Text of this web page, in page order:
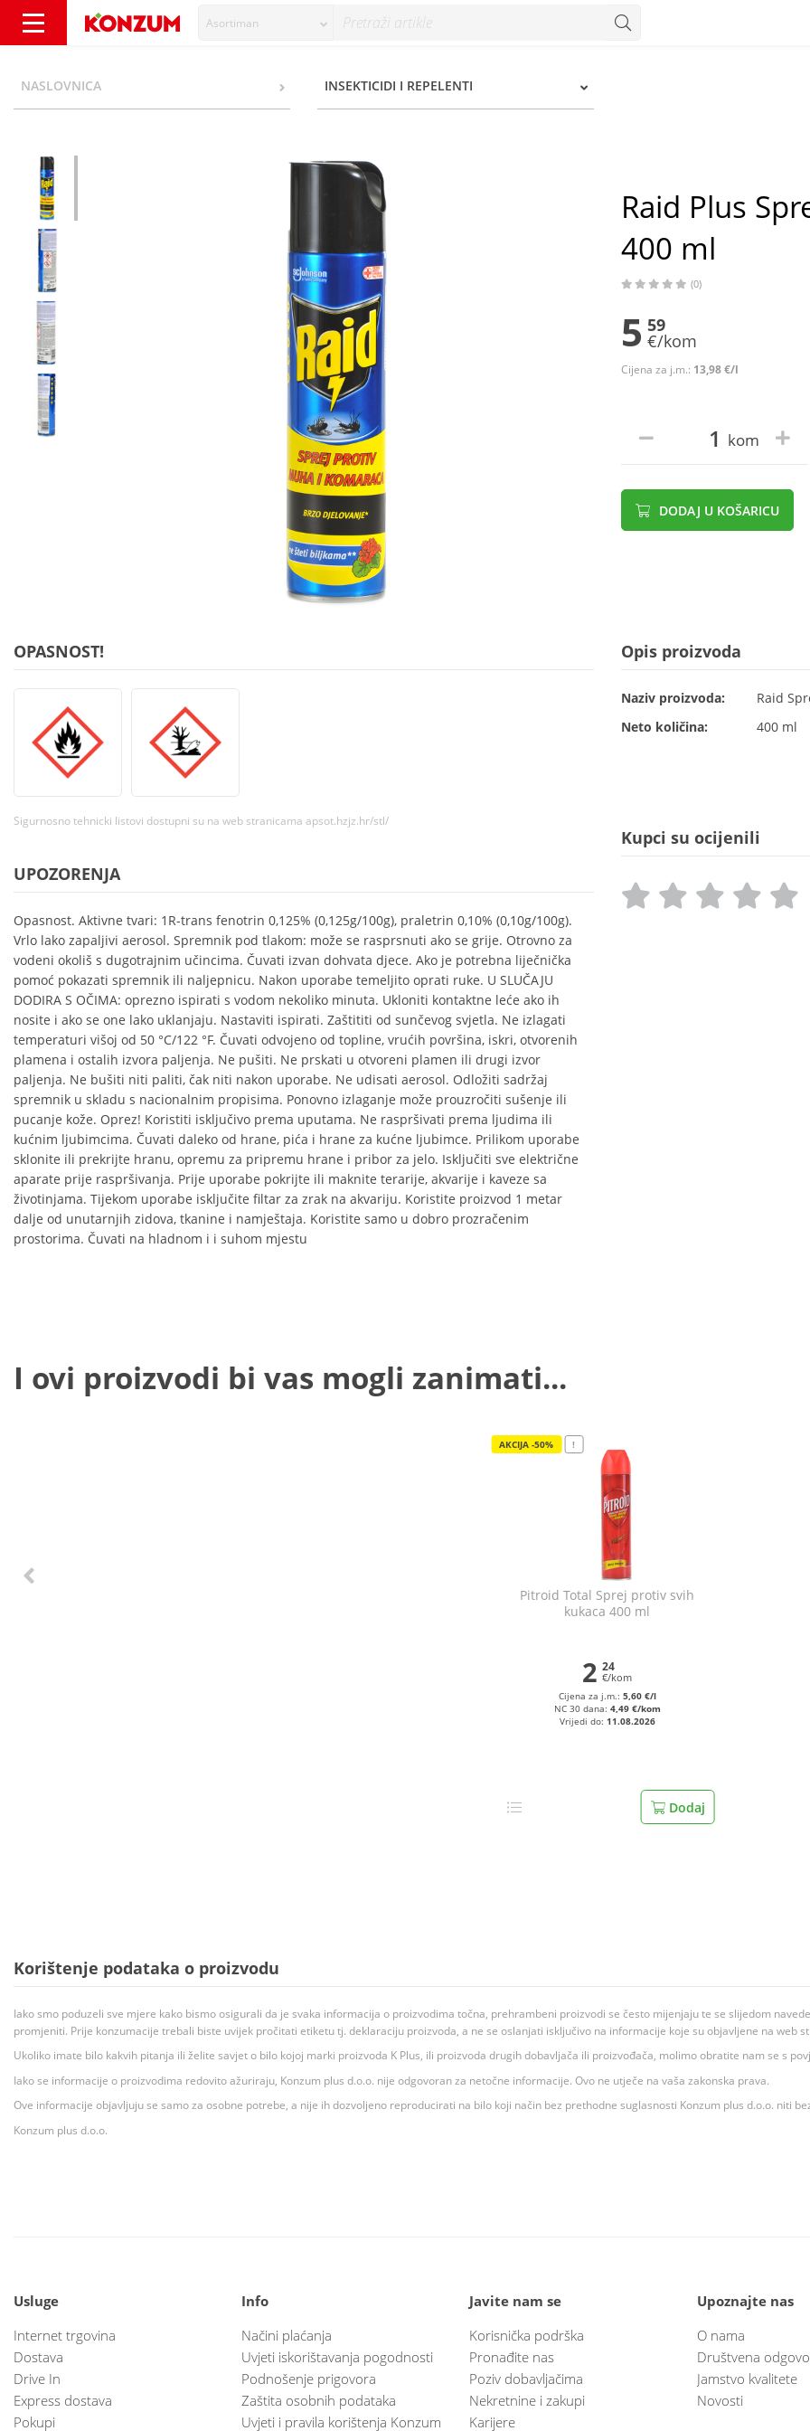
Asortiman
NASLOVNICA INSEKTICIDI I REPELENTI
Raid Plus
400 ml
(0)
5 59
€/kom
Cijena za j.m.: 13,98 €/l
kom
DODAJ U KOŠARICU
OPASNOST!
Sigurnosno tehnicki listovi dostupni su na web stranicama apsot.hzjz.hr/stl/
UPOZORENJA
Opasnost. Aktivne tvari: 1R-trans fenotrin 0,125% (0,125g/100g), praletrin 0,10% (0,10g/100g).
Vrlo lako zapaljivi aerosol. Spremnik pod tlakom: može se rasprsnuti ako se grije. Otrovno za
vodeni okoliš s dugotrajnim učincima. Čuvati izvan dohvata djece. Ako je potrebna liječnička
pomoć pokazati spremnik ili naljepnicu. Nakon uporabe temeljito oprati ruke. U SLUČAJU
DODIRA S OČIMA: oprezno ispirati s vodom nekoliko minuta. Ukloniti kontaktne leće ako ih
nosite i ako se one lako uklanjaju. Nastaviti ispirati. Zaštititi od sunčevog svjetla. Ne izlagati
temperaturi višoj od 50 °C/122 °F. Čuvati odvojeno od topline, vrućih površina, iskri, otvorenih
plamena i ostalih izvora paljenja. Ne pušiti. Ne prskati u otvoreni plamen ili drugi izvor
paljenja. Ne bušiti niti paliti, čak niti nakon uporabe. Ne udisati aerosol. Odložiti sadržaj
spremnik u skladu s nacionalnim propisima. Ponovno izlaganje može prouzročiti sušenje ili
pucanje kože. Oprez! Koristiti isključivo prema uputama. Ne raspršivati prema ljudima ili
kućnim ljubimcima. Čuvati daleko od hrane, pića i hrane za kućne ljubimce. Prilikom uporabe
sklonite ili prekrijte hranu, opremu za pripremu hrane i pribor za jelo. Isključiti sve električne
aparate prije raspršivanja. Prije uporabe pokrijte ili maknite terarije, akvarije i kaveze sa
životinjama. Tijekom uporabe isključite filtar za zrak na akvariju. Koristite proizvod 1 metar
dalje od unutarnjih zidova, tkanine i namještaja. Koristite samo u dobro prozračenim
prostorima. Čuvati na hladnom i i suhom mjestu
Opis proizvoda
Naziv proizvoda:
Raid
Neto količina:
400 ml
Kupci su ocijenili
I ovi proizvodi bi vas mogli zanimati...
AKCIJA -50% !
Pitroid Total Sprej protiv svih
kukaca 400 ml
2 24
€/kom
Cijena za j.m.: 5,60 €/l
NC 30 dana: 4,49 €/kom
Vrijedi do: 11.08.2026
Dodaj
Korištenje podataka o proizvodu
Iako smo poduzeli sve mjere kako bismo osigurali da je svaka informacija o proizvodima točna, prehrambeni proizvodi se često mijenjaju te se slijedom
promjeniti. Prije konzumacije trebali biste uvijek pročitati etiketu tj. deklaraciju proizvoda, a ne se oslanjati isključivo na informacije koje su objavljene na web
Ukoliko imate bilo kakvih pitanja ili želite savjet o bilo kojoj marki proizvoda K Plus, ili proizvoda drugih dobavljača ili proizvođača, molimo obratite nam se s
Iako se informacije o proizvodima redovito ažuriraju, Konzum plus d.o.o. nije odgovoran za netočne informacije. Ovo ne utječe na vaša zakonska prava.
Ove informacije objavljuju se samo za osobne potrebe, a nije ih dozvoljeno reproducirati na bilo koji način bez prethodne suglasnosti Konzum plus d.o.o. niti
Konzum plus d.o.o.
Usluge
Internet trgovina
Dostava
Drive In
Express dostava
Pokupi
Info
Načini plaćanja
Uvjeti iskorištavanja pogodnosti
Podnošenje prigovora
Zaštita osobnih podataka
Uvjeti i pravila korištenja Konzum
Javite nam se
Korisnička podrška
Pronađite nas
Poziv dobavljačima
Nekretnine i zakupi
Karijere
Upoznajte nas
O nama
Društvena
Jamstvo kvalitete
Novosti